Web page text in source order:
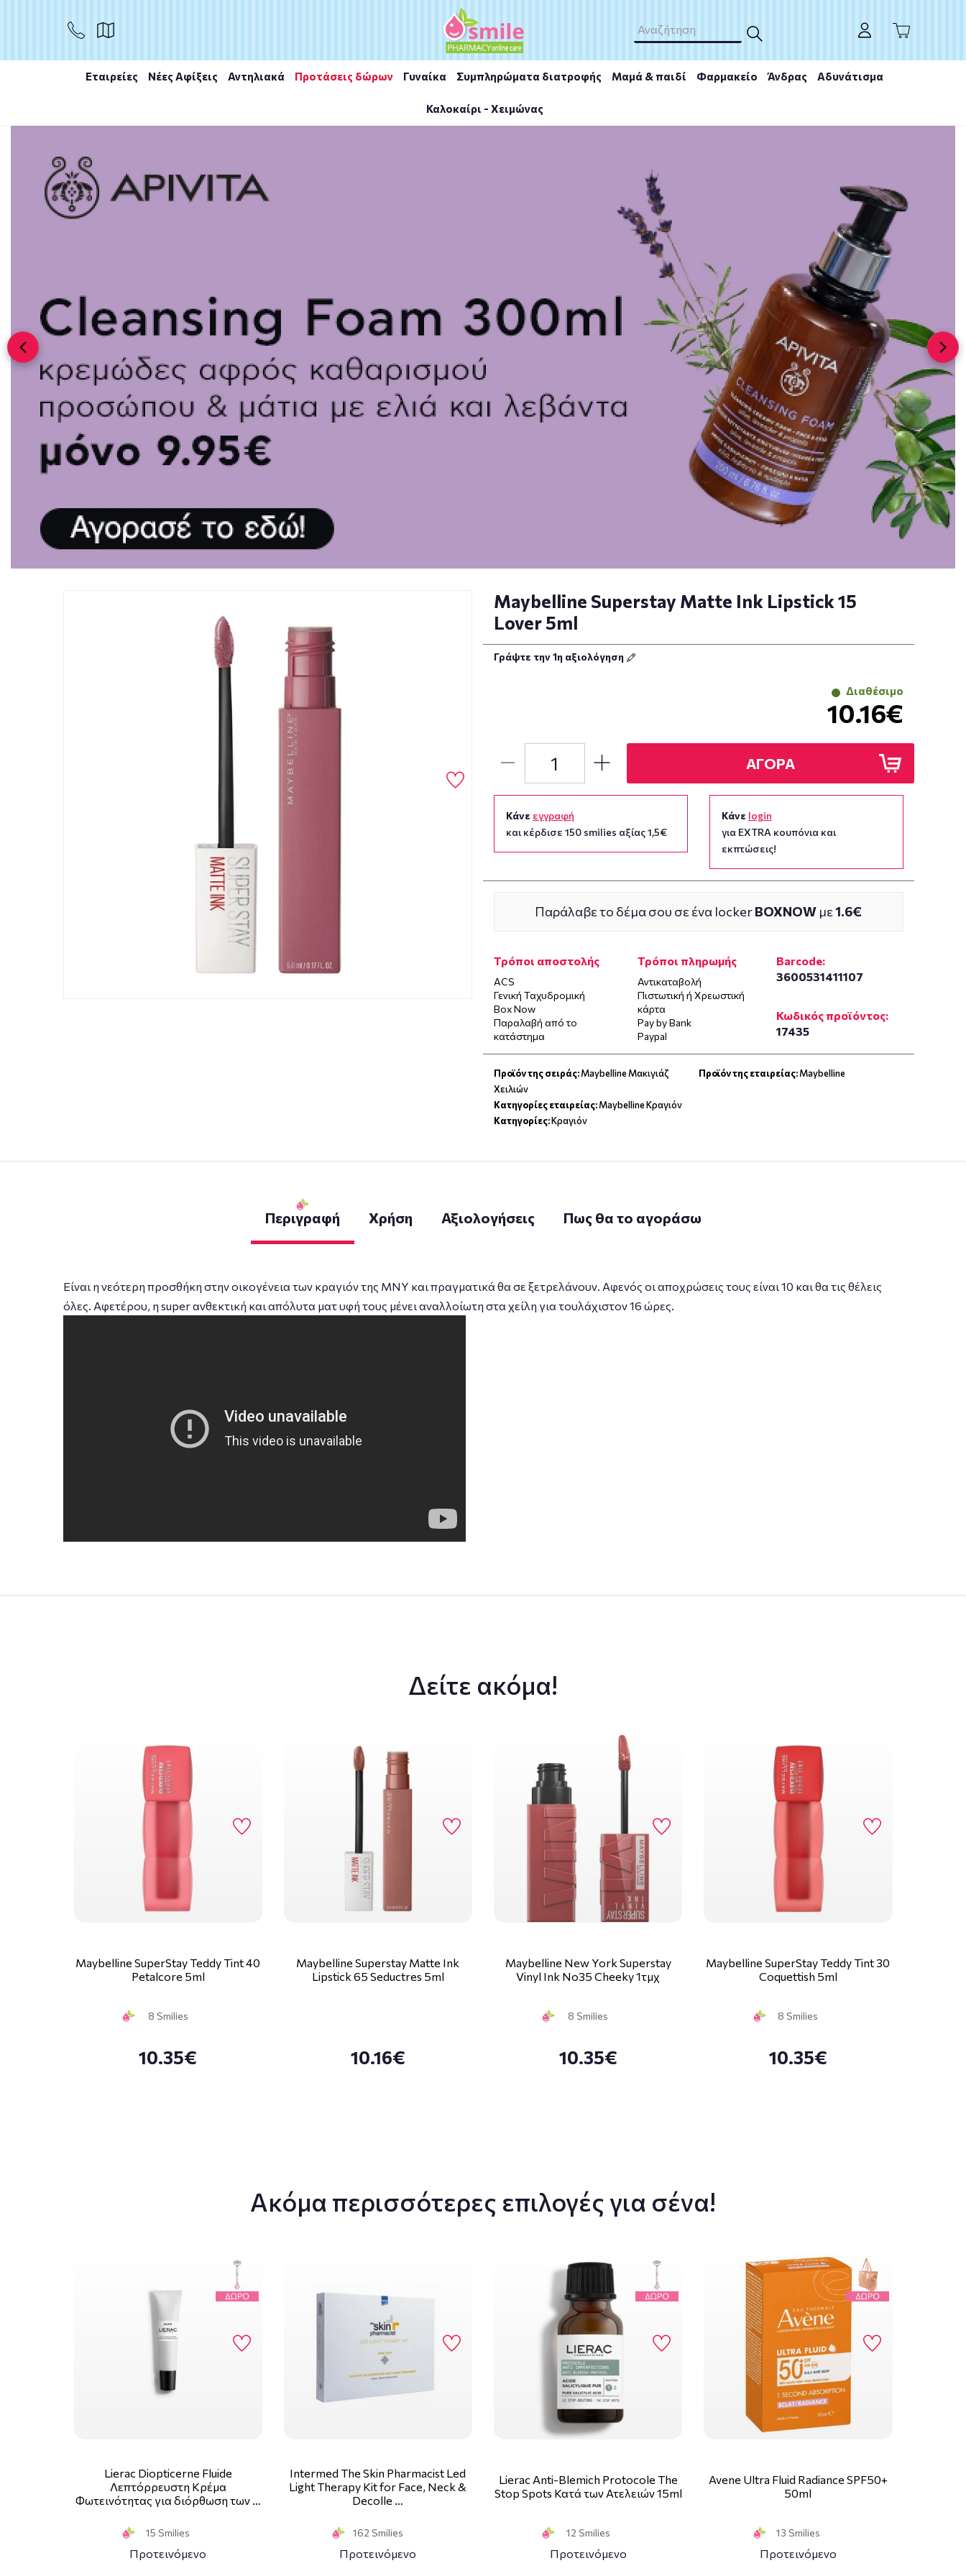
Εταιρείες Νέες Αφίξεις Αντηλιακά Προτάσεις δώρων Γυναίκα Συμπληρώματα διατροφής Μαμά & παιδί Φαρμακείο Άνδρας Αδυνάτισμα
Καλοκαίρι - Χειμώνας
Maybelline Superstay Matte Ink Lipstick 15 Lover 5ml
ΑΓΟΡΑ
Maybelline Superstay Matte Ink Lipstick 15
Lover 5ml
Γράψτε την 1η αξιολόγηση
Διαθέσιμο
10.16€
ΑΓΟΡΑ
Κάνε εγγραφή
και κέρδισε 150 smilies αξίας 1,5€
Κάνε login
για EXTRA κουπόνια και
εκπτώσεις!
Παράλαβε το δέμα σου σε ένα lockerBOXNOW με1.6€
Τρόποι αποστολής
ACS
Γενική Ταχυδρομική
Box Now
Παραλαβή από το
κατάστημα
Τρόποι πληρωμής
Αντικαταβολή
Πιστωτική ή Χρεωστική
κάρτα
Pay by Bank
Paypal
Barcode:
3600531411107
Κωδικός προϊόντος:
17435
Προϊόν της σειράς:Maybelline Μακιγιάζ
Χειλιών
Προϊόν της εταιρείας: Maybelline
Κατηγορίες εταιρείας:Maybelline Κραγιόν
Κατηγορίες:Κραγιόν
Περιγραφή Χρήση Αξιολογήσεις Πως θα το αγοράσω
Είναι η νεότερη προσθήκη στην οικογένεια των κραγιόν της ΜΝΥ και πραγματικά θα σε ξετρελάνουν. Αφενός οι αποχρώσεις τους είναι 10 και θα τις θέλεις
όλες. Αφετέρου, η super ανθεκτική και απόλυτα ματ υφή τους μένει αναλλοίωτη στα χείλη για τουλάχιστον 16 ώρες.
Δείτε ακόμα!
Maybelline SuperStay Teddy Tint 40
Petalcore 5ml
8 Smilies
10.35€
Maybelline Superstay Matte Ink
Lipstick 65 Seductres 5ml
10.16€
Maybelline New York Superstay
Vinyl Ink No35 Cheeky 1τμχ
8 Smilies
10.35€
Maybelline SuperStay Teddy Tint 30
Coquettish 5ml
8 Smilies
10.35€
Ακόμα περισσότερες επιλογές για σένα!
Lierac Diopticerne Fluide
Λεπτόρρευστη Κρέμα
Φωτεινότητας για διόρθωση των …
15 Smilies
Προτεινόμενο
Intermed The Skin Pharmacist Led
Light Therapy Kit for Face, Neck &
Decolle …
162 Smilies
Προτεινόμενο
Lierac Anti-Blemich Protocole The
Stop Spots Κατά των Ατελειών 15ml
12 Smilies
Προτεινόμενο
Avene Ultra Fluid Radiance SPF50+
50ml
13 Smilies
Προτεινόμενο